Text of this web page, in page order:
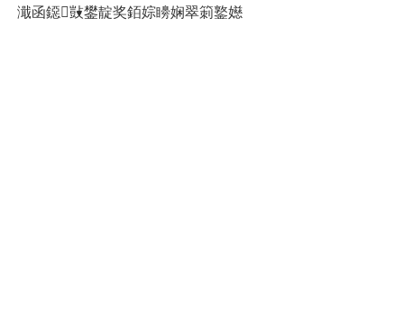
濈函鐚敱鐢靛奖銆婃矏娴翠箣鐜嬨